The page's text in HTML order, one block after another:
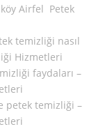
Airfel Petek
temizliği nasıl
Hizmetleri
faydaları –
petek temizliği –